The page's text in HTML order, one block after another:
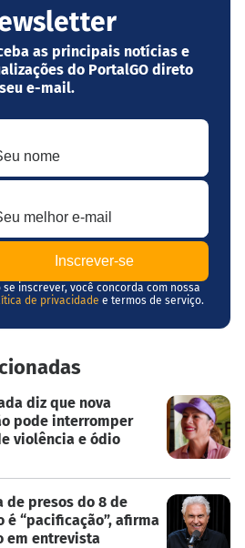
as principais notícias e
do PortalGO direto
e-mail.
nome
melhor e-mail
se inscrever, você concorda com nossa
de privacidade e termos de serviço.
diz que nova
pode interromper
violência e ódio
de presos do 8 de
é “pacificação”, afirma
em entrevista